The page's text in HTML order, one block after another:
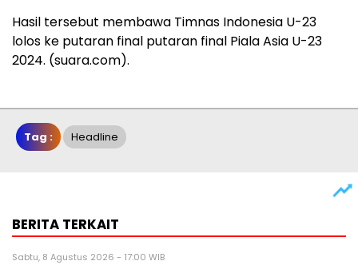
Hasil tersebut membawa Timnas Indonesia U-23
lolos ke putaran final putaran final Piala Asia U-23
2024. (suara.com).
Tag : Headline
BERITA TERKAIT
Sabtu, 8 Agustus 2026 - 17:00 WIB